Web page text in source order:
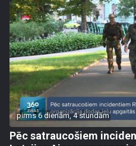
pirms 6 dienām, 4 stundām
Pēc satraucošiem